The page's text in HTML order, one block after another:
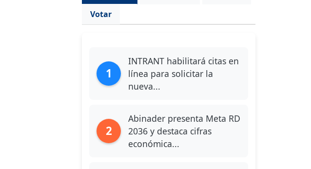
Votar
1
INTRANT habilitará citas en
línea para solicitar la
nueva...
2
Abinader presenta Meta RD
2036 y destaca cifras
económica...